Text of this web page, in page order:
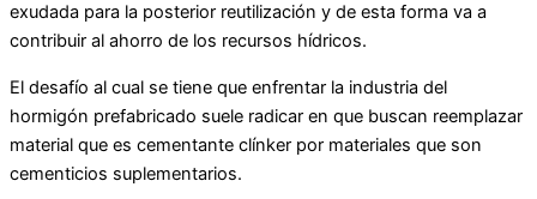
exudada para la posterior reutilización y de esta forma va a
contribuir al ahorro de los recursos hídricos.
El desafío al cual se tiene que enfrentar la industria del
hormigón prefabricado suele radicar en que buscan reemplazar
material que es cementante clínker por materiales que son
cementicios suplementarios.